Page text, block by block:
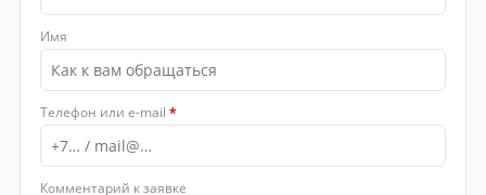
Имя
Телефон или e-mail *
Комментарий к заявке